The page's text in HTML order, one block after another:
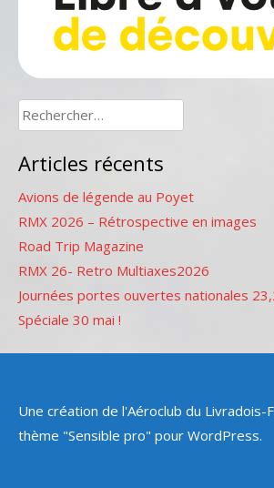
Rechercher :
Articles récents
Avions de légende au Poyet
RMX 2026 – Rétrospective en images
Road Trip Magazine
RMX 26- Retro Multiaxes2026
Journées portes ouvertes nationales
Spéciale 30 mai !
Une création de l'Aéroclub du Livradois-
thème "Sensible pro" pour WordPress.